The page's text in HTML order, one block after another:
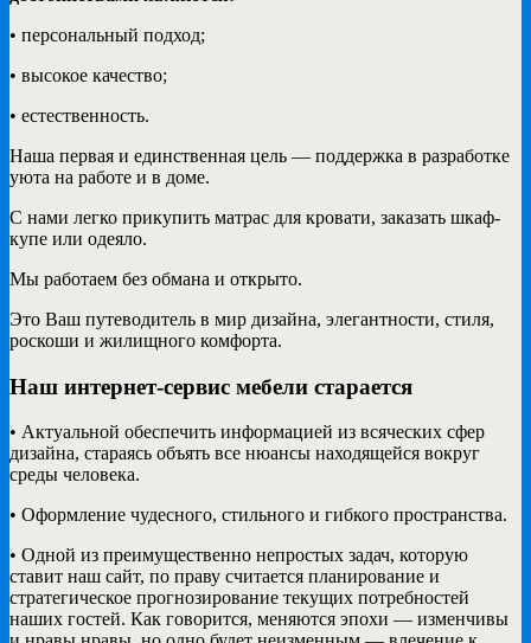
• персональный подход;
• высокое качество;
• естественность.
Наша первая и единственная цель — поддержка в разработке
уюта на работе и в доме.
С нами легко прикупить матрас для кровати, заказать шкаф-
купе или одеяло.
Мы работаем без обмана и открыто.
Это Ваш путеводитель в мир дизайна, элегантности, стиля,
роскоши и жилищного комфорта.
Наш интернет-сервис мебели старается
• Актуальной обеспечить информацией из всяческих сфер
дизайна, стараясь объять все нюансы находящейся вокруг
среды человека.
• Оформление чудесного, стильного и гибкого пространства.
• Одной из преимущественно непростых задач, которую
ставит наш сайт, по праву считается планирование и
стратегическое прогнозирование текущих потребностей
наших гостей. Как говорится, меняются эпохи — изменчивы